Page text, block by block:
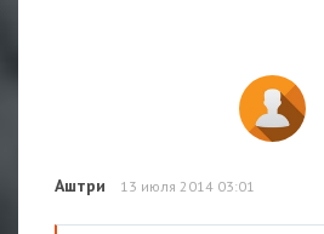
Аштри 13 июля 2014 03:01